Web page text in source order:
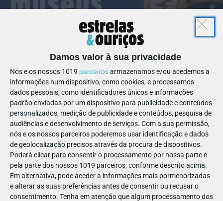
Damos valor à sua privacidade
Nós e os nossos 1019 parceirosarmazenamos e/ou acedemos a
informações num dispositivo, como cookies, e processamos
dados pessoais, como identificadores únicos e informações
padrão enviadas por um dispositivo para publicidade e conteúdos
personalizados, medição de publicidade e conteúdos, pesquisa de
audiências e desenvolvimento de serviços. Com a sua permissão,
nós e os nossos parceiros poderemos usar identificação e dados
de geolocalização precisos através da procura de dispositivos.
Poderá clicar para consentir o processamento por nossa parte e
pela parte dos nossos 1019 parceiros, conforme descrito acima.
Em alternativa, pode aceder a informações mais pormenorizadas
e alterar as suas preferências antes de consentir ou recusar o
consentimento. Tenha em atenção que algum processamento dos
JUL 09
Sem título-3 (1)